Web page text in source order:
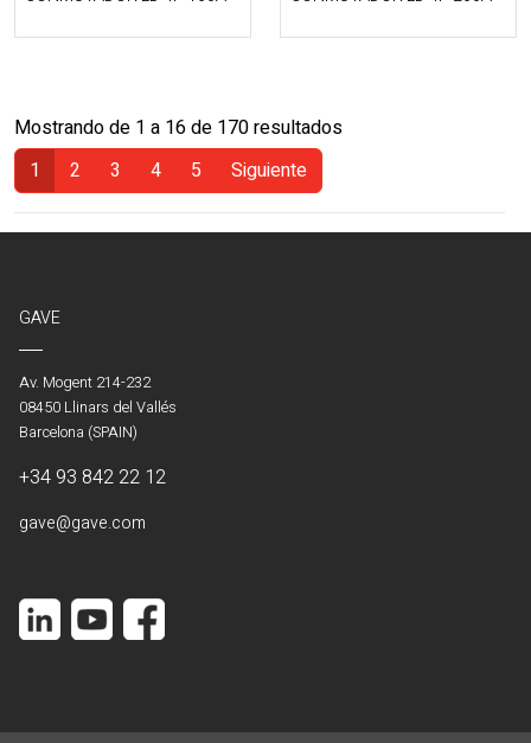
Mostrando de 1 a 16 de 170 resultados
1
(Actual)
2 3 4 5 Siguiente
GAVE
Av. Mogent 214-232
08450 Llinars del Vallés
Barcelona (SPAIN)
+34 93 842 22 12
gave@gave.com